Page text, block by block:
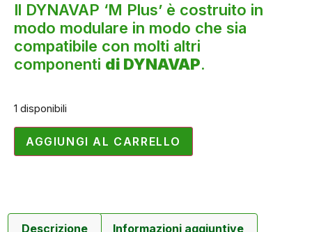
Il DYNAVAP ‘M Plus’ è costruito in
modo modulare in modo che sia
compatibile con molti altri
componenti di DYNAVAP.
1 disponibili
AGGIUNGI AL CARRELLO
Descrizione Informazioni aggiuntive